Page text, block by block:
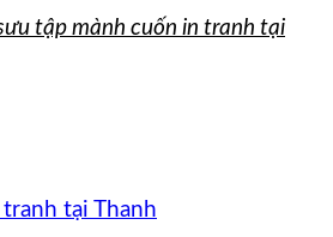
tập mành cuốn in tranh tại
tại Thanh